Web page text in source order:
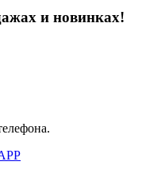
и новинках!